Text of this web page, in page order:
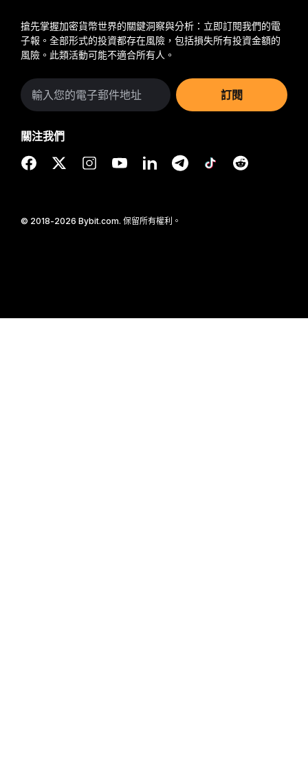
搶先掌握加密貨幣世界的關鍵洞察與分析：立即訂閱我們的電
子報。 全部形式的投資都存在風險，包括損失所有投資金額的
風險。此類活動可能不適合所有人。
訂閱
關注我們
© 2018-2026 Bybit.com. 保留所有權利。